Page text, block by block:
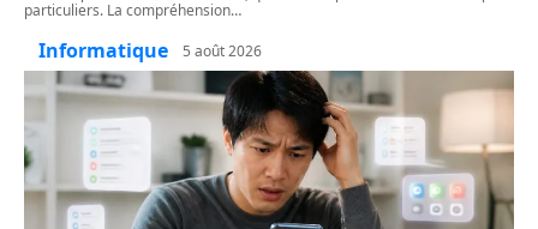
particuliers. La compréhension…
Informatique 5 août 2026